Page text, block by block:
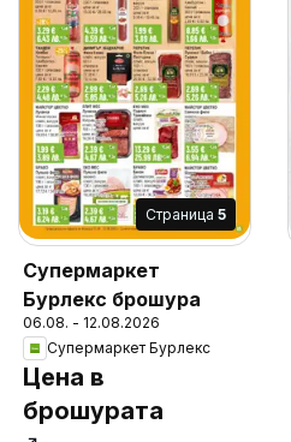
Cтраница 5
Супермаркет
Бурлекс брошура
06.08. - 12.08.2026
Супермаркет Бурлекс
Цена в
брошурата